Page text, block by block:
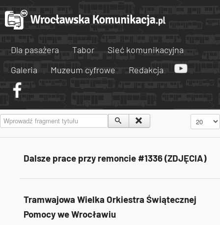
Dla pasażera Tabor
Sieć komunikacyjna
Galeria
Muzeum cyfrowe Redakcja
Wprowadź fragment tytułu Pokaż #
Dalsze prace przy remoncie #1336 (ZDJĘCIA)
Tramwajowa Wielka Orkiestra Świątecznej
Pomocy we Wrocławiu